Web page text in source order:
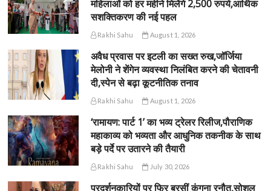
महिलाओं को हर महीने मिलेंगे 2,500 रुपये,आर्थिक
सशक्तिकरण की नई पहल
Rakhi Sahu August 1, 2026
अवैध प्रवास पर इटली का सख्त रुख,जॉर्जिया
मेलोनी ने शेंगेन व्यवस्था निलंबित करने की चेतावनी
दी,स्पेन से बढ़ा कूटनीतिक तनाव
Rakhi Sahu August 1, 2026
‘रामायण: पार्ट 1’ का भव्य ट्रेलर रिलीज,पौराणिक
महाकाव्य को भव्यता और आधुनिक तकनीक के साथ
बड़े पर्दे पर उतारने की तैयारी
Rakhi Sahu July 30, 2026
प्रदर्शनकारियों पर फिर बरसीं कंगना रनौत,सोशल